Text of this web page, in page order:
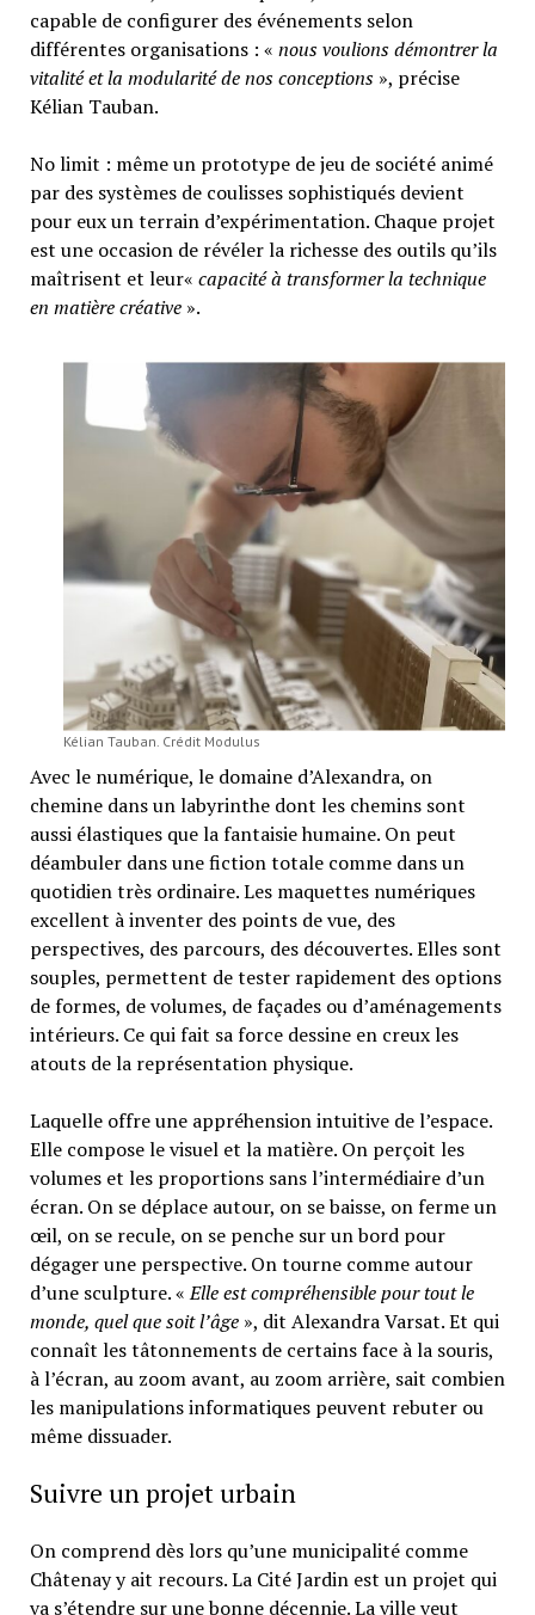
capable de configurer des événements selon
différentes organisations : « nous voulions démontrer la
vitalité et la modularité de nos conceptions », précise
Kélian Tauban.
No limit : même un prototype de jeu de société animé
par des systèmes de coulisses sophistiqués devient
pour eux un terrain d’expérimentation. Chaque projet
est une occasion de révéler la richesse des outils qu’ils
maîtrisent et leur« capacité à transformer la technique
en matière créative».
Kélian Tauban. Crédit Modulus
Avec le numérique, le domaine d’Alexandra, on
chemine dans un labyrinthe dont les chemins sont
aussi élastiques que la fantaisie humaine. On peut
déambuler dans une fiction totale comme dans un
quotidien très ordinaire. Les maquettes numériques
excellent à inventer des points de vue, des
perspectives, des parcours, des découvertes. Elles sont
souples, permettent de tester rapidement des options
de formes, de volumes, de façades ou d’aménagements
intérieurs. Ce qui fait sa force dessine en creux les
atouts de la représentation physique.
Laquelle offre une appréhension intuitive de l’espace.
Elle compose le visuel et la matière. On perçoit les
volumes et les proportions sans l’intermédiaire d’un
écran. On se déplace autour, on se baisse, on ferme un
œil, on se recule, on se penche sur un bord pour
dégager une perspective. On tourne comme autour
d’une sculpture. «Elle est compréhensible pour tout le
monde, quel que soit l’âge», dit Alexandra Varsat. Et qui
connaît les tâtonnements de certains face à la souris,
à l’écran, au zoom avant, au zoom arrière, sait combien
les manipulations informatiques peuvent rebuter ou
même dissuader.
Suivre un projet urbain
On comprend dès lors qu’une municipalité comme
Châtenay y ait recours. La Cité Jardin est un projet qui
va s’étendre sur une bonne décennie. La ville veut